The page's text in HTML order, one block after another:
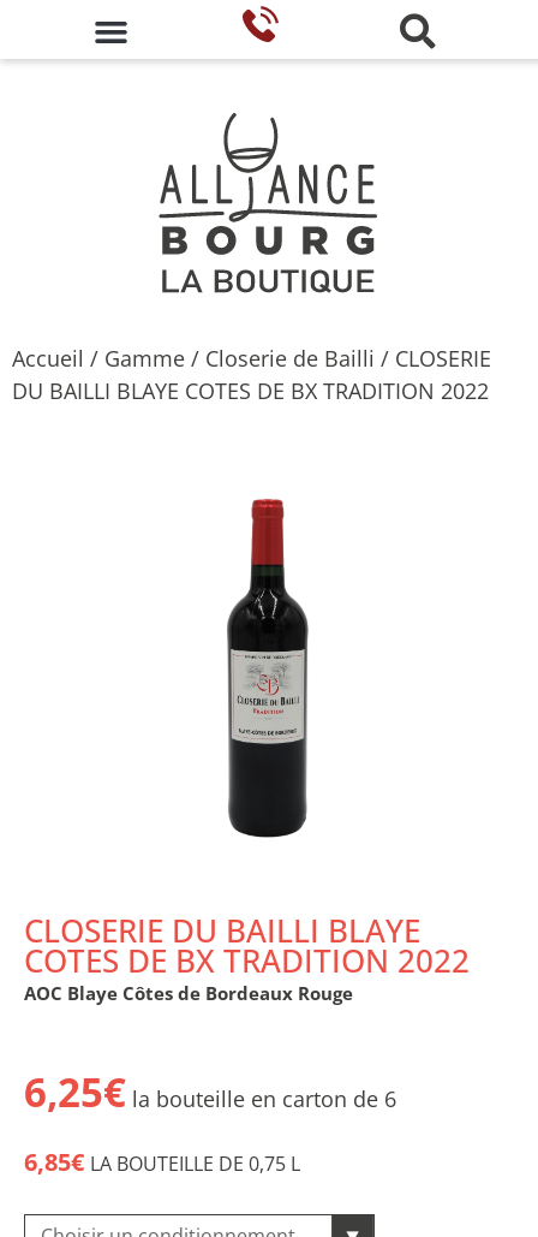
Accueil / Gamme / Closerie de Bailli / CLOSERIE
DU BAILLI BLAYE COTES DE BX TRADITION 2022
CLOSERIE DU BAILLI BLAYE
COTES DE BX TRADITION 2022
AOC Blaye Côtes de Bordeaux Rouge
6,25€ la bouteille en carton de 6
6,85€ LA BOUTEILLE DE 0,75 L